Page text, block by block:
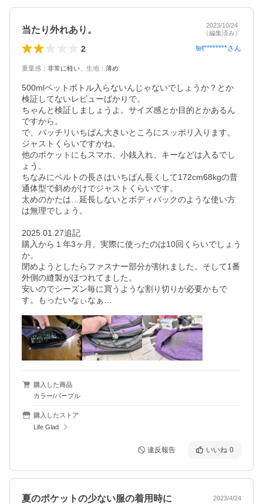
当たり外れあり。
2023/10/24
（編集済み）
2 tet********さん
重量感 ： 非常に軽い 生地 ： 薄め
500mlペットボトル入らないんじゃないでしょうか？とか
検証してないレビューばかりで。
ちゃんと検証しましょうよ。サイズ感とか目的とかあるん
ですから。
で、バッチリいちばん大きいところにスッポリ入ります。
ジャストくらいですかね。
他のポケットにもスマホ、小銭入れ、キーなどは入るでし
ょう。
ちなみにベルトの長さはいちばん長くして172cm68kgの普
通体型で斜めがけでジャストくらいです。
太めのかたは…延長しないとボディバックのような使い方
は無理でしょう。
2025.01.27追記
購入から１年3ヶ月。実際に使ったのは10回くらいでしょう
か。
閉めようとしたらファスナー部分が割れました。そして1番
外側の縫製がほつれてました。
安いのでシーズン毎に買うような割り切りが必要かもで
す。もったいなぃなぁ…
購入した商品
カラー/パープル
購入したストア
Life Glad
違反報告 いいね 0
夏のポケットの少ない服の着用時に 2023/4/24